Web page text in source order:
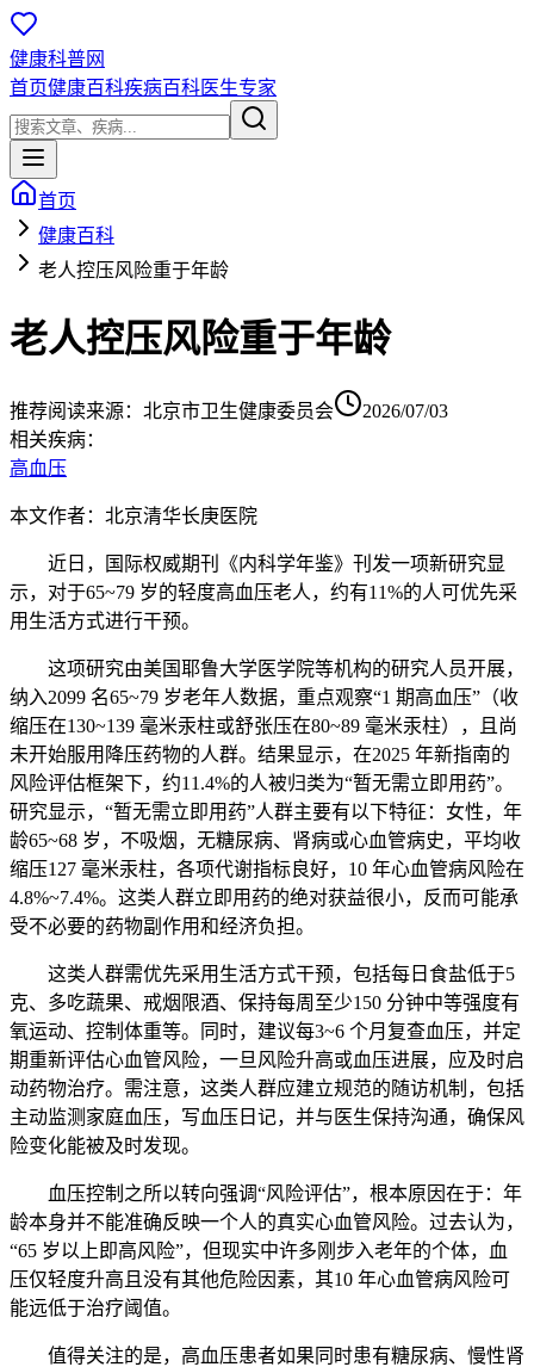
健康科普网
首页健康百科疾病百科医生专家
首页
健康百科
老人控压风险重于年龄
老人控压风险重于年龄
推荐阅读来源： 北京市卫生健康委员会
2026/07/03
相关疾病：
高血压
本文作者：北京清华长庚医院
近日，国际权威期刊《内科学年鉴》刊发一项新研究显
示，对于65~79 岁的轻度高血压老人，约有11%的人可优先采
用生活方式进行干预。
这项研究由美国耶鲁大学医学院等机构的研究人员开展，
纳入2099 名65~79 岁老年人数据，重点观察“1 期高血压”（收
缩压在130~139 毫米汞柱或舒张压在80~89 毫米汞柱），且尚
未开始服用降压药物的人群。结果显示，在2025 年新指南的
风险评估框架下，约11.4%的人被归类为“暂无需立即用药”。
研究显示，“暂无需立即用药”人群主要有以下特征：女性，年
龄65~68 岁，不吸烟，无糖尿病、肾病或心血管病史，平均收
缩压127 毫米汞柱，各项代谢指标良好，10 年心血管病风险在
4.8%~7.4%。这类人群立即用药的绝对获益很小，反而可能承
受不必要的药物副作用和经济负担。
这类人群需优先采用生活方式干预，包括每日食盐低于5
克、多吃蔬果、戒烟限酒、保持每周至少150 分钟中等强度有
氧运动、控制体重等。同时，建议每3~6 个月复查血压，并定
期重新评估心血管风险，一旦风险升高或血压进展，应及时启
动药物治疗。需注意，这类人群应建立规范的随访机制，包括
主动监测家庭血压，写血压日记，并与医生保持沟通，确保风
险变化能被及时发现。
血压控制之所以转向强调“风险评估”，根本原因在于：年
龄本身并不能准确反映一个人的真实心血管风险。过去认为，
“65 岁以上即高风险”，但现实中许多刚步入老年的个体，血
压仅轻度升高且没有其他危险因素，其10 年心血管病风险可
能远低于治疗阈值。
值得关注的是，高血压患者如果同时患有糖尿病、慢性肾